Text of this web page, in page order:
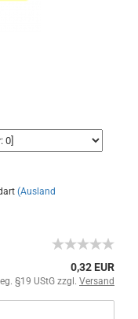
(Ausland
0,32 EUR
§19 UStG zzgl. Versand